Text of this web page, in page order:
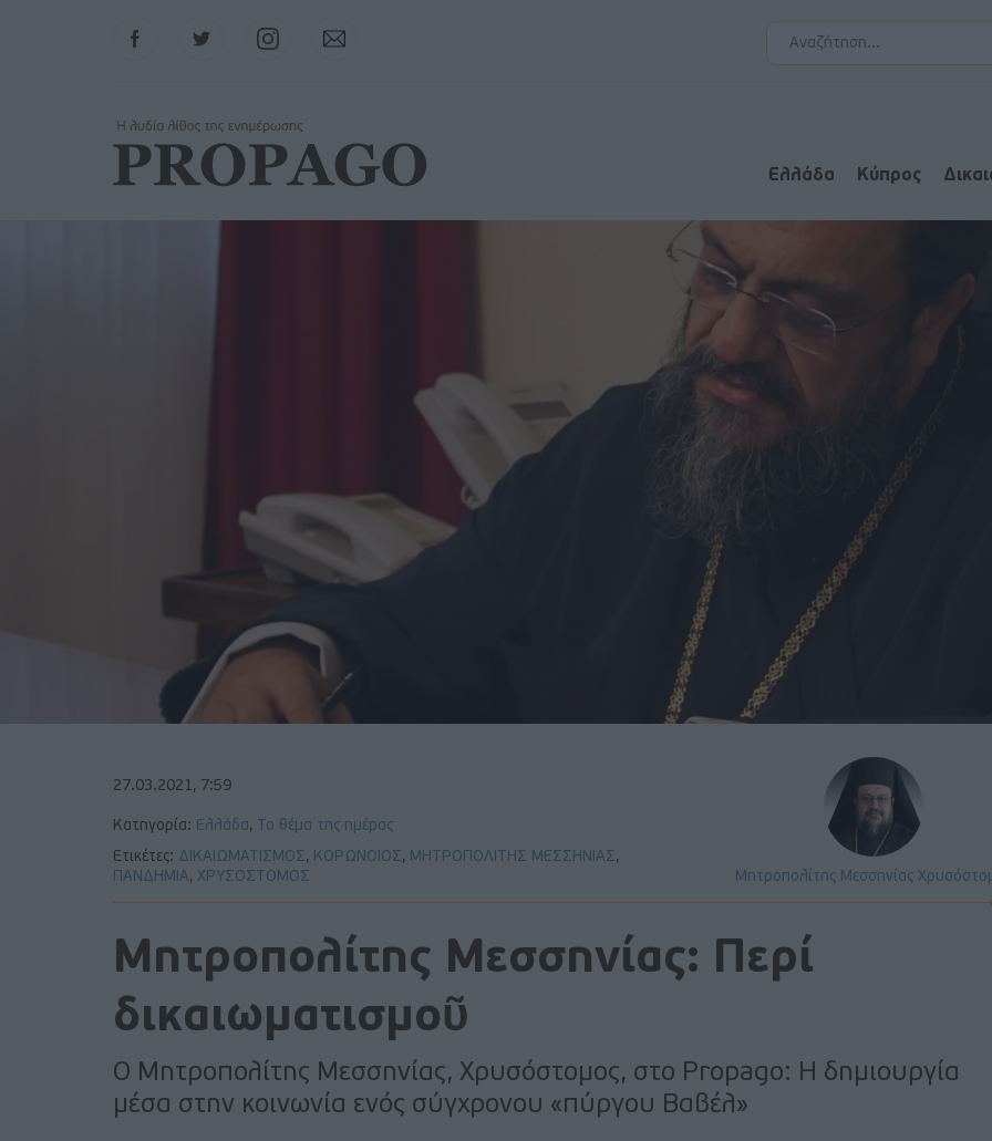
FacebookTwitter InstagramContact
Ελλάδα Κύπρος
27.03.2021, 7:59
Κατηγορία: Ελλάδα,
Το θέμα της ημέρας
Ετικέτες: ΔΙΚΑΙΩΜΑΤΙΣΜΟΣ, ΚΟΡΩΝΟΙΟΣ, ΜΗΤΡΟΠΟΛΙΤΗΣ ΜΕΣΣΗΝΙΑΣ,
ΠΑΝΔΗΜΙΑ, ΧΡΥΣΟΣΤΟΜΟΣ Μητροπολίτης Μεσσηνίας
Μητροπολίτης Μεσσηνίας: Περί
δικαιωματισμοῦ
Ο Μητροπολίτης Μεσσηνίας, Χρυσόστομος, στο Propago: Η δημιουργία
μέσα στην κοινωνία ενός σύγχρονου «πύργου Βαβέλ»